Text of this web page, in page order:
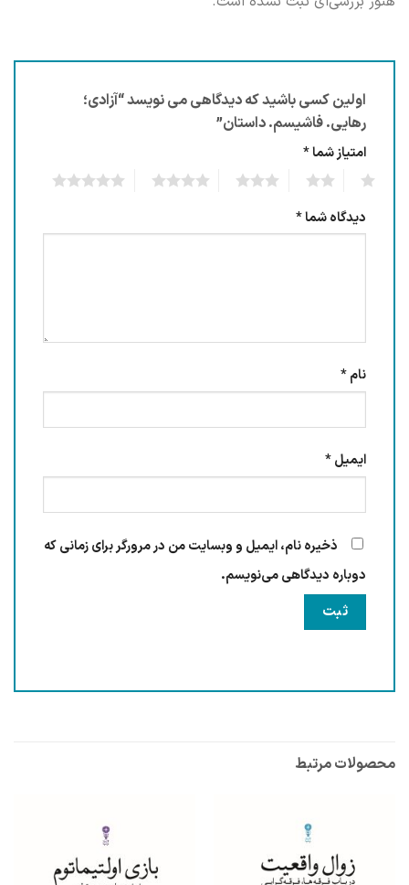
اولین کسی باشید که دیدگاهی می نویسد “آزادی؛
رهایی. فاشیسم. داستان”
امتیاز شما*
دیدگاه شما*
نام*
ایمیل*
ذخیره نام، ایمیل و وبسایت من در مرورگر برای زمانی که
دوباره دیدگاهی می‌نویسم.
محصولات مرتبط